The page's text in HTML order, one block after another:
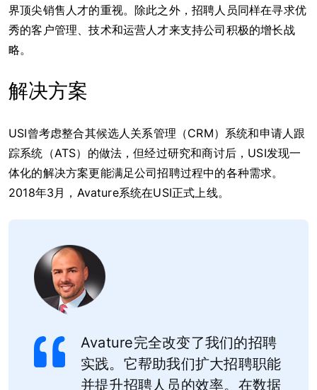
界顶尖销售人才的重视。除此之外，招聘人员同样在寻求优
秀的客户管理、技术和运营人才来支持公司积极的增长战
略。
解决方案
USI曾考虑整合其候选人关系管理（CRM）系统和申请人跟
踪系统（ATS）的做法，但经过研究和商讨后，USI发现一
体化的解决方案更能满足公司招聘过程中的各种需求。
2018年3月，Avature系统在USI正式上线。
Avature完全改变了我们的招聘
实践。它帮助我们扩大招聘职能
并提升招聘人员的效率。在数据